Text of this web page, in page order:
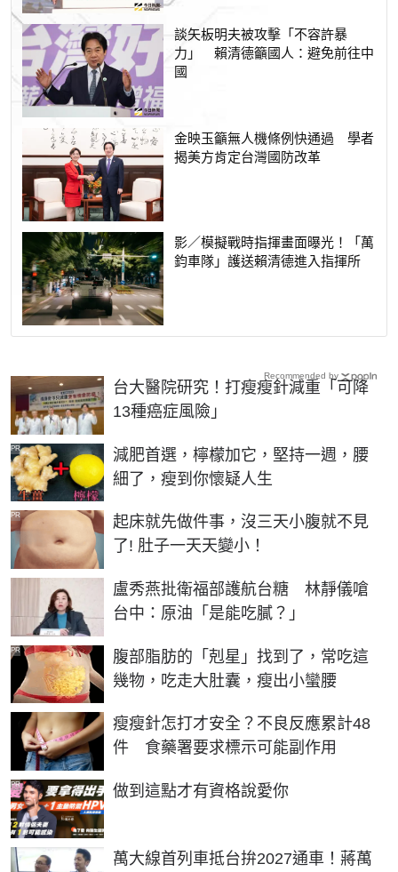
談矢板明夫被攻擊「不容許暴
力」 賴清德籲國人：避免前往中
國
金映玉籲無人機條例快通過 學者
揭美方肯定台灣國防改革
影／模擬戰時指揮畫面曝光！「萬
鈞車隊」護送賴清德進入指揮所
台大醫院研究！打瘦瘦針減重「可降
13種癌症風險」
減肥首選，檸檬加它，堅持一週，腰
細了，瘦到你懷疑人生
PR
起床就先做件事，沒三天小腹就不見
了! 肚子一天天變小！
PR
盧秀燕批衛福部護航台糖 林靜儀嗆
台中：原油「是能吃膩？」
腹部脂肪的「剋星」找到了，常吃這
幾物，吃走大肚囊，瘦出小蠻腰
PR
瘦瘦針怎打才安全？不良反應累計48
件 食藥署要求標示可能副作用
做到這點才有資格說愛你
PR
萬大線首列車抵台拚2027通車！蔣萬
Recommended by